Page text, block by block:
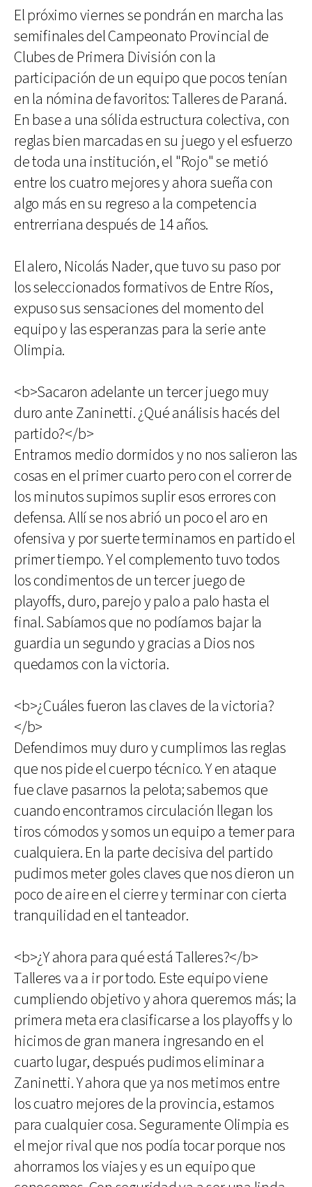
El próximo viernes se pondrán en marcha las
semifinales del Campeonato Provincial de
Clubes de Primera División con la
participación de un equipo que pocos tenían
en la nómina de favoritos: Talleres de Paraná.
En base a una sólida estructura colectiva, con
reglas bien marcadas en su juego y el esfuerzo
de toda una institución, el "Rojo" se metió
entre los cuatro mejores y ahora sueña con
algo más en su regreso a la competencia
entrerriana después de 14 años.
El alero, Nicolás Nader, que tuvo su paso por
los seleccionados formativos de Entre Ríos,
expuso sus sensaciones del momento del
equipo y las esperanzas para la serie ante
Olimpia.
<b>Sacaron adelante un tercer juego muy
duro ante Zaninetti. ¿Qué análisis hacés del
partido?</b>
Entramos medio dormidos y no nos salieron las
cosas en el primer cuarto pero con el correr de
los minutos supimos suplir esos errores con
defensa. Allí se nos abrió un poco el aro en
ofensiva y por suerte terminamos en partido el
primer tiempo. Y el complemento tuvo todos
los condimentos de un tercer juego de
playoffs, duro, parejo y palo a palo hasta el
final. Sabíamos que no podíamos bajar la
guardia un segundo y gracias a Dios nos
quedamos con la victoria.
<b>¿Cuáles fueron las claves de la victoria?
</b>
Defendimos muy duro y cumplimos las reglas
que nos pide el cuerpo técnico. Y en ataque
fue clave pasarnos la pelota; sabemos que
cuando encontramos circulación llegan los
tiros cómodos y somos un equipo a temer para
cualquiera. En la parte decisiva del partido
pudimos meter goles claves que nos dieron un
poco de aire en el cierre y terminar con cierta
tranquilidad en el tanteador.
<b>¿Y ahora para qué está Talleres?</b>
Talleres va a ir por todo. Este equipo viene
cumpliendo objetivo y ahora queremos más; la
primera meta era clasificarse a los playoffs y lo
hicimos de gran manera ingresando en el
cuarto lugar, después pudimos eliminar a
Zaninetti. Y ahora que ya nos metimos entre
los cuatro mejores de la provincia, estamos
para cualquier cosa. Seguramente Olimpia es
el mejor rival que nos podía tocar porque nos
ahorramos los viajes y es un equipo que